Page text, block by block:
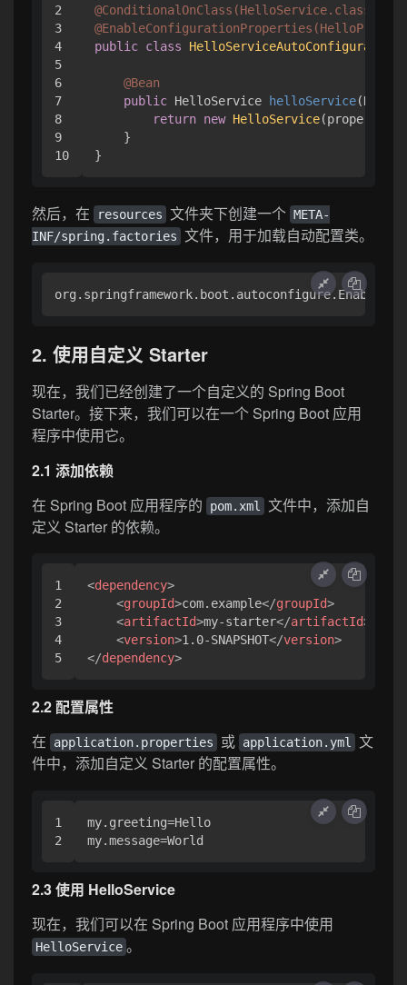
2
3
4
5
6
7
8
9
@ConditionalOnClass(HelloService.class)
public class HelloServiceAutoConfiguration
@Bean
public HelloService helloService
return new HelloService
    }
然后，在 resources 文件夹下创建一个 META-
INF/spring.factories 文件，用于加载自动配置类。
2. 使用自定义 Starter
现在，我们已经创建了一个自定义的 Spring Boot
Starter。接下来，我们可以在一个 Spring Boot 应用
程序中使用它。
2.1 添加依赖
在 Spring Boot 应用程序的
pom.xml
文件中，添加自
定义 Starter 的依赖。
1
2
3
4
<dependency>
<groupId>com.example</groupId>
<artifactId>my-starter</artifactId>
<version>1.0-SNAPSHOT</version>
</dependency>
2.2 配置属性
在
application.properties 或 application.yml
文
件中，添加自定义 Starter 的配置属性。
1
my.greeting=Hello
2.3 使用 HelloService
现在，我们可以在 Spring Boot 应用程序中使用
HelloService 。